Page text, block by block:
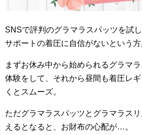
SNSで評判のグラマラスパッツを試
サポートの着圧に自信がないという方
まずお休み中から始められるグラマ
体験をして、それから昼間も着圧レ
くとスムーズ。
ただグラマラスパッツとグラマラス
えるとなると、お財布の心配が…。